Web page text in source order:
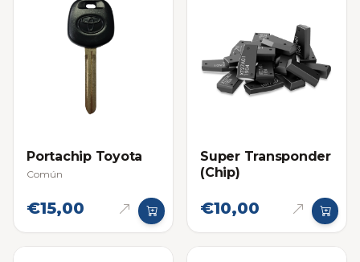
Portachip Toyota
Común
€15,00
Super Transponder
(Chip)
€10,00